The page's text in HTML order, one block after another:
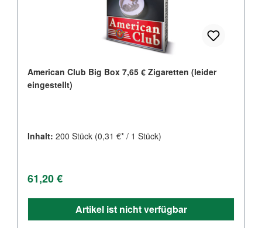
American Club Big Box 7,65 € Zigaretten (leider
eingestellt)
Inhalt: 200 Stück (0,31 €* / 1 Stück)
Regulärer Preis:
61,20 €
Artikel ist nicht verfügbar